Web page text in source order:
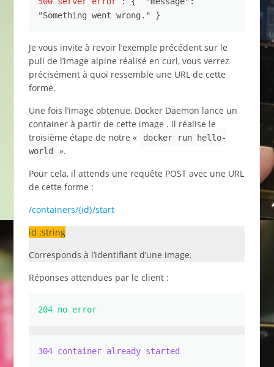
"Something went wrong." }
Je vous invite à revoir l’exemple précédent sur le
pull de l’image alpine réalisé en curl, vous verrez
précisément à quoi ressemble une URL de cette
forme.
Une fois l’image obtenue, Docker Daemon lance un
container à partir de cette image . Il réalise le
troisième étape de notre «
docker run hello-
world
».
Pour cela, il attends une requête POST avec une URL
de cette forme :
/containers/{id}/start
id :string
Corresponds à l’identifiant d’une image.
Réponses attendues par le client :
204 no error
304 container already started